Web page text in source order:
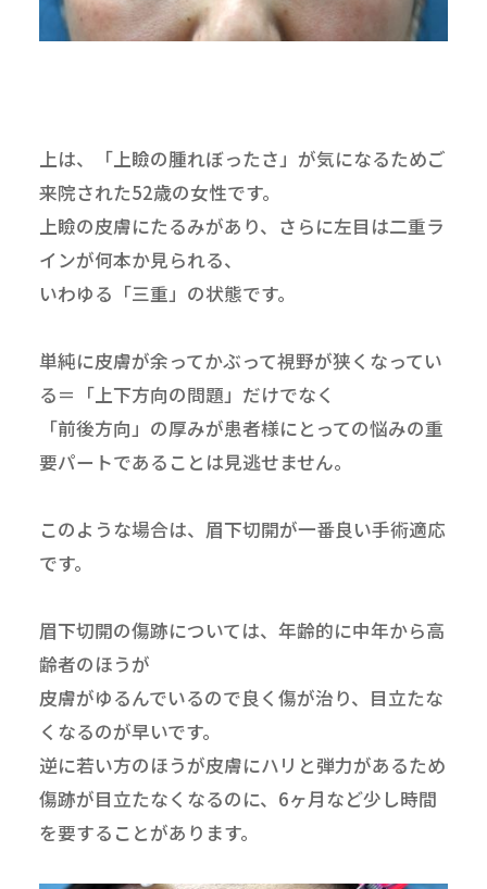
上は、「上瞼の腫れぼったさ」が気になるためご
来院された52歳の女性です。
上瞼の皮膚にたるみがあり、さらに左目は二重ラ
インが何本か見られる、
いわゆる「三重」の状態です。
単純に皮膚が余ってかぶって視野が狭くなってい
る＝「上下方向の問題」だけでなく
「前後方向」の厚みが患者様にとっての悩みの重
要パートであることは見逃せません。
このような場合は、眉下切開が一番良い手術適応
です。
眉下切開の傷跡については、年齢的に中年から高
齢者のほうが
皮膚がゆるんでいるので良く傷が治り、目立たな
くなるのが早いです。
逆に若い方のほうが皮膚にハリと弾力があるため
傷跡が目立たなくなるのに、6ヶ月など少し時間
を要することがあります。